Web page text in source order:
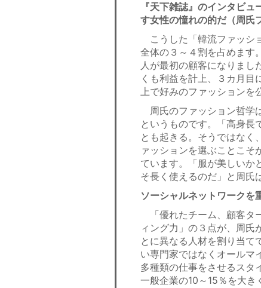
『天下雑誌』のインタビ
す女性の憧れの的だ（周氏
こうした「韓流ファッシ
全体の３～４割を占めます
人が最初の顧客になりまし
くも利益を計上、３カ月目
上で好みのファッションを
周氏のファッション哲学
というものです。「高身長
とも起きる。そうではなく
ァッションを選ぶことこそ
ています。「服が美しいか
そ長く使えるのだ」と周氏
ソーシャルネットワークを
「優れたチーム、顧客タ
ィング力」の３点が、周氏
とに異なる人材を割り当て
い専門家ではなくオールマ
多種類の仕事をさせるスタ
一般企業の10～15％を大